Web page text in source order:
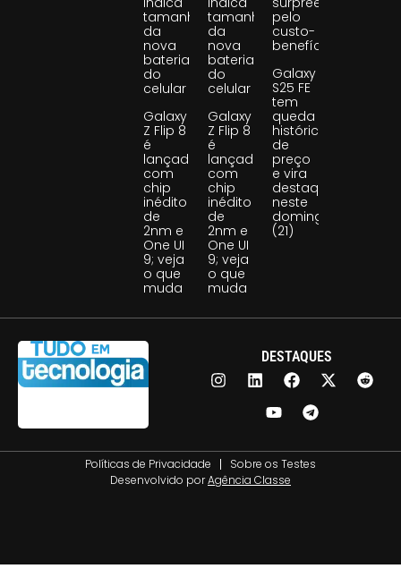
tamanho
da
nova
bateria
do
celular
Galaxy
Z Flip 8
é
lançado
com
chip
inédito
de
2nm e
One UI
9; veja
o que
muda
tamanho
da
nova
bateria
do
celular
Galaxy
Z Flip 8
é
lançado
com
chip
inédito
de
2nm e
One UI
9; veja
o que
muda
pelo
custo-
benefício
Galaxy
S25 FE
tem
queda
histórica
de
preço
e vira
destaque
neste
domingo
(21)
DESTAQUES
Políticas de Privacidade
Sobre os Testes
Desenvolvido porAgência Classe